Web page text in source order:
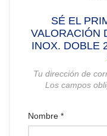
SÉ EL
VALORACIÓN
INOX. DOBLE
Tu dirección de
Los campos
Nombre *